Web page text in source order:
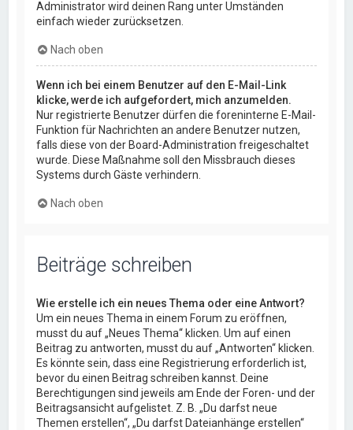
Administrator wird deinen Rang unter Umständen
einfach wieder zurücksetzen.
Nach oben
Wenn ich bei einem Benutzer auf den E-Mail-Link
klicke, werde ich aufgefordert, mich anzumelden.
Nur registrierte Benutzer dürfen die foreninterne E-Mail-
Funktion für Nachrichten an andere Benutzer nutzen,
falls diese von der Board-Administration freigeschaltet
wurde. Diese Maßnahme soll den Missbrauch dieses
Systems durch Gäste verhindern.
Nach oben
Beiträge schreiben
Wie erstelle ich ein neues Thema oder eine Antwort?
Um ein neues Thema in einem Forum zu eröffnen,
musst du auf „Neues Thema“ klicken. Um auf einen
Beitrag zu antworten, musst du auf „Antworten“ klicken.
Es könnte sein, dass eine Registrierung erforderlich ist,
bevor du einen Beitrag schreiben kannst. Deine
Berechtigungen sind jeweils am Ende der Foren- und der
Beitragsansicht aufgelistet. Z. B. „Du darfst neue
Themen erstellen“, „Du darfst Dateianhänge erstellen“